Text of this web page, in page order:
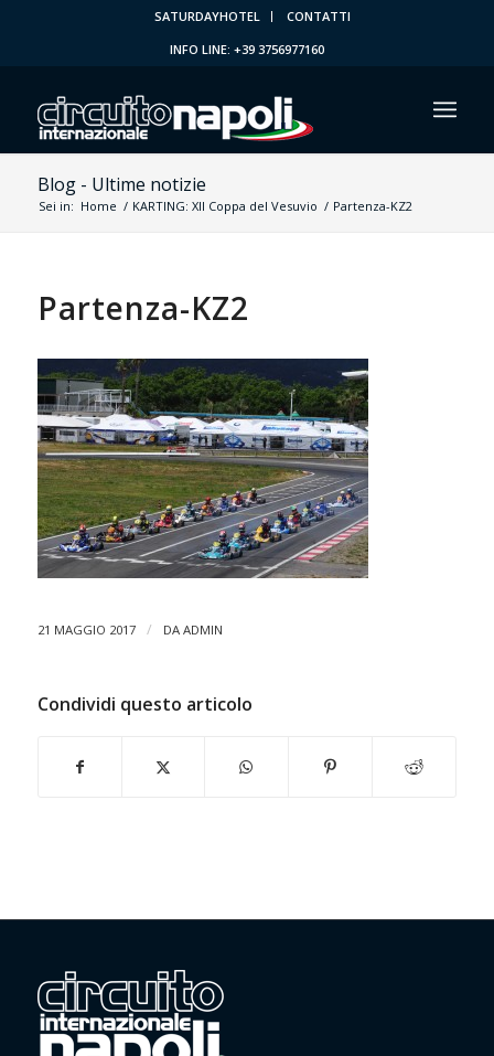
SATURDAYHOTEL
CONTATTI
INFO LINE: +39 3756977160
Blog - Ultime notizie
Sei in: Home / KARTING: XII Coppa del Vesuvio / Partenza-KZ2
Partenza-KZ2
21 MAGGIO 2017 / DA ADMIN
Condividi questo articolo